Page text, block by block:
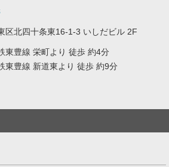
区北四十条東16-1-3 いしだビル 2F
東豊線 栄町より 徒歩 約4分
東豊線 新道東より 徒歩 約9分